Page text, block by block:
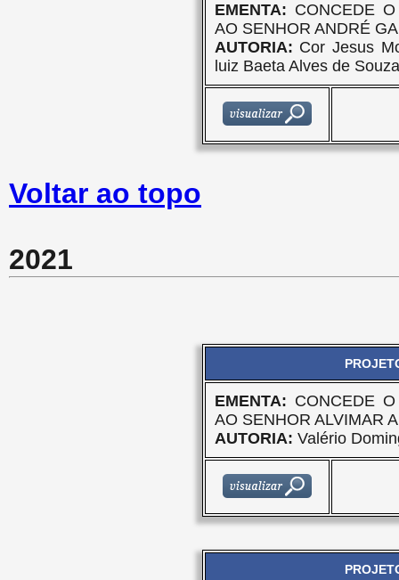
EMENTA: CONCEDE
AO SENHOR ANDRÉ
AUTORIA: Cor Jesus
luiz Baeta Alves de Souza
Voltar ao topo
2021
EMENTA: CONCEDE
AO SENHOR ALVIMAR
AUTORIA: Valério